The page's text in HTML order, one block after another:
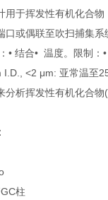
用于挥发性有机化合
口或偶联至吹扫捕集系
• 结合• 温度。限制
I.D., <2 μm: 亚常温至
分析挥发性有机化合
柱